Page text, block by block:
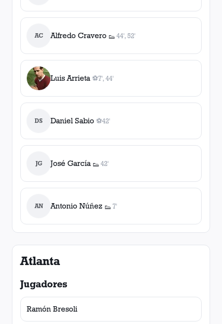
AC Alfredo Cravero 👟
2asistencia
44', 52'
Luis Arrieta ⚽
2gol es
7', 44'
DS Daniel Sabio ⚽
1gol
42'
JG José García 👟
1asistencia
42'
AN Antonio Núñez 👟
1asistencia
7'
Atlanta
Jugadores
Ramón Bresoli